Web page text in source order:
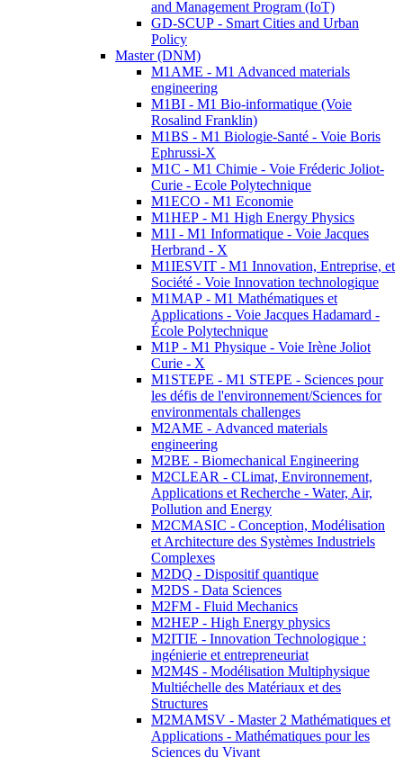
and Management Program (IoT)
GD-SCUP - Smart Cities and Urban
Policy
Master (DNM)
M1AME - M1 Advanced materials
engineering
M1BI - M1 Bio-informatique (Voie
Rosalind Franklin)
M1BS - M1 Biologie-Santé - Voie Boris
Ephrussi-X
M1C - M1 Chimie - Voie Fréderic Joliot-
Curie - Ecole Polytechnique
M1ECO - M1 Economie
M1HEP - M1 High Energy Physics
M1I - M1 Informatique - Voie Jacques
Herbrand - X
M1IESVIT - M1 Innovation, Entreprise, et
Société - Voie Innovation technologique
M1MAP - M1 Mathématiques et
Applications - Voie Jacques Hadamard -
École Polytechnique
M1P - M1 Physique - Voie Irène Joliot
Curie - X
M1STEPE - M1 STEPE - Sciences pour
les défis de l'environnement/Sciences for
environmentals challenges
M2AME - Advanced materials
engineering
M2BE - Biomechanical Engineering
M2CLEAR - CLimat, Environnement,
Applications et Recherche - Water, Air,
Pollution and Energy
M2CMASIC - Conception, Modélisation
et Architecture des Systèmes Industriels
Complexes
M2DQ - Dispositif quantique
M2DS - Data Sciences
M2FM - Fluid Mechanics
M2HEP - High Energy physics
M2ITIE - Innovation Technologique :
ingénierie et entrepreneuriat
M2M4S - Modélisation Multiphysique
Multiéchelle des Matériaux et des
Structures
M2MAMSV - Master 2 Mathématiques et
Applications - Mathématiques pour les
Sciences du Vivant